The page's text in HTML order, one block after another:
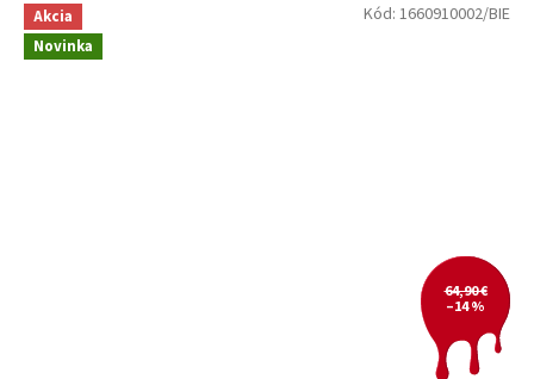
Akcia
Novinka
64,90 €
–14 %
Kód: 1660910002/BIE